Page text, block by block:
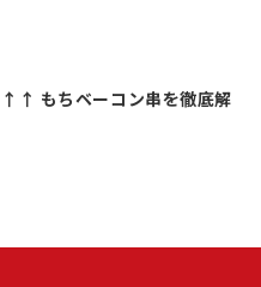
もちベーコン串を徹底解